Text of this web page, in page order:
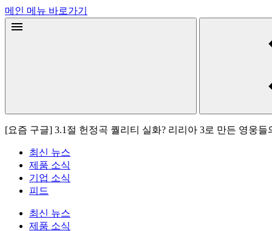
메인 메뉴 바로가기
[요즘 구글] 3.1절 헌정곡 퀄리티 실화? 리리아 3로 만든 영웅들
최신 뉴스
제품 소식
기업 소식
피드
최신 뉴스
제품 소식